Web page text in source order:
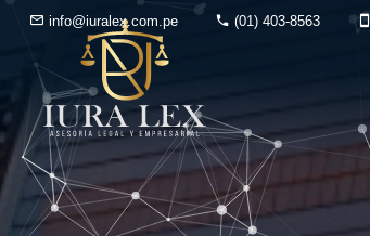
info@iuralex.com.pe (01) 403-8563